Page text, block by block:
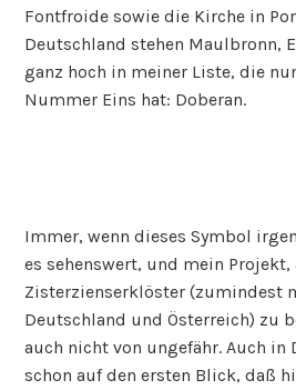
Fontfroide sowie die Kirche in
Deutschland stehen Maulbronn,
ganz hoch in meiner Liste, die
Nummer Eins hat: Doberan.
Immer, wenn dieses Symbol
es sehenswert, und mein Projekt,
Zisterzienserklöster (zumindest
Deutschland und Österreich) zu
auch nicht von ungefähr. Auch in
schon auf den ersten Blick, daß